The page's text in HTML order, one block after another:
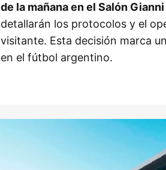
de la mañana en el Salón
detallarán los protocolos y el
visitante. Esta decisión marca
en el fútbol argentino.